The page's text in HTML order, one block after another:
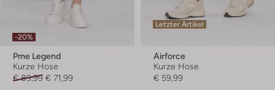
-20%
Pme Legend
Kurze Hose
€ 89,99 € 71,99
Letzter Artikel
Airforce
Kurze Hose
€ 59,99